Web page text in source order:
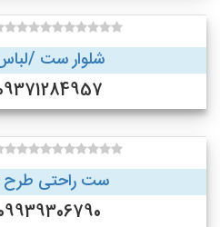
شلوار ست /
09371284957
ست راحتی طرح
09939306790